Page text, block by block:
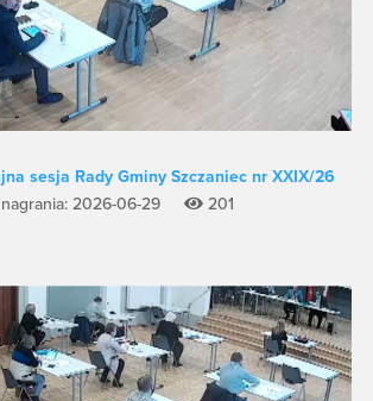
sesja Rady Gminy Szczaniec nr XXIX/26
2026-06-29
201